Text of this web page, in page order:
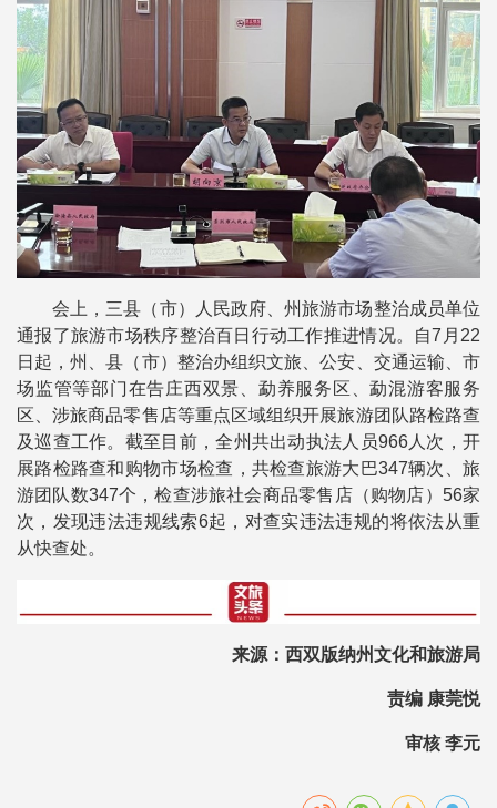
会上，三县（市）人民政府、州旅游市场整治成员单位
通报了旅游市场秩序整治百日行动工作推进情况。自7月22
日起，州、县（市）整治办组织文旅、公安、交通运输、市
场监管等部门在告庄西双景、勐养服务区、勐混游客服务
区、涉旅商品零售店等重点区域组织开展旅游团队路检路查
及巡查工作。截至目前，全州共出动执法人员966人次，开
展路检路查和购物市场检查，共检查旅游大巴347辆次、旅
游团队数347个，检查涉旅社会商品零售店（购物店）56家
次，发现违法违规线索6起，对查实违法违规的将依法从重
从快查处。
来源：西双版纳州文化和旅游局
责编 康莞悦
审核 李元